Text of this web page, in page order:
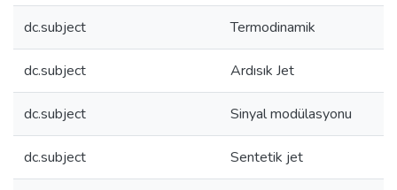
dc.subject Termodinamik
dc.subject Ardısık Jet
dc.subject Sinyal modülasyonu
dc.subject Sentetik jet